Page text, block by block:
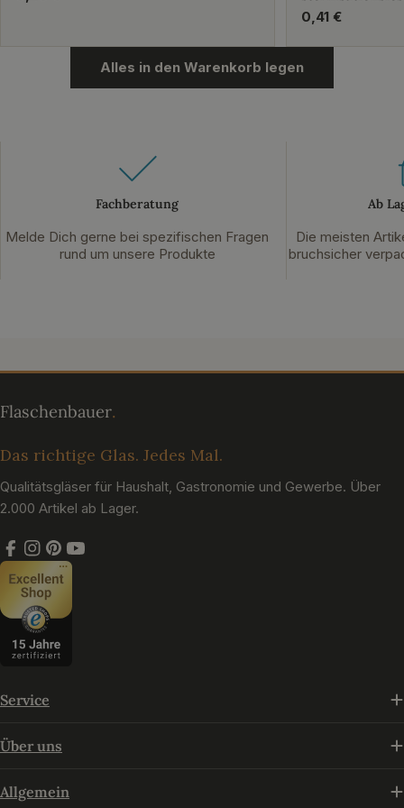
Regulärer
0,41 €
Alles in den Warenkorb legen
Fachberatung
Melde Dich gerne bei spezifischen Fragen
rund um unsere Produkte
Ab
Die meisten
bruchsicher
Das richtige Glas. Jedes Mal.
Qualitätsgläser für Haushalt, Gastronomie und Gewerbe. Über
2.000 Artikel ab Lager.
Facebook
Instagram
Pinterest
YouTube
Service
Über uns
Allgemein